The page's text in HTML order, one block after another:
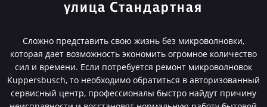
улица Стандартная
Сложно представить свою жизнь без микроволновки,
которая дает возможность экономить огромное количество
сил и времени. Если потребуется ремонт микроволновок
Kuppersbusch, то необходимо обратиться в авторизованный
сервисный центр, профессионалы быстро найдут причину